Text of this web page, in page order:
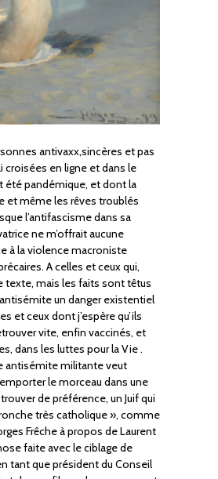
antivaxx,sincères et pas
croisées en ligne et dans le
été pandémique, et dont la
et même les rêves troublés
l’antifascisme dans sa
ne m’offrait aucune
à la violence macroniste
A celles et ceux qui,
texte, mais les faits sont têtus
un danger existentiel
et ceux dont j’espère qu’ils
vite, enfin vaccinés, et
dans les luttes pour la Vie .
antisémite militante veut
le morceau dans une
de préférence, un Juif qui
très catholique », comme
Frêche à propos de Laurent
faite avec le ciblage de
tant que président du Conseil